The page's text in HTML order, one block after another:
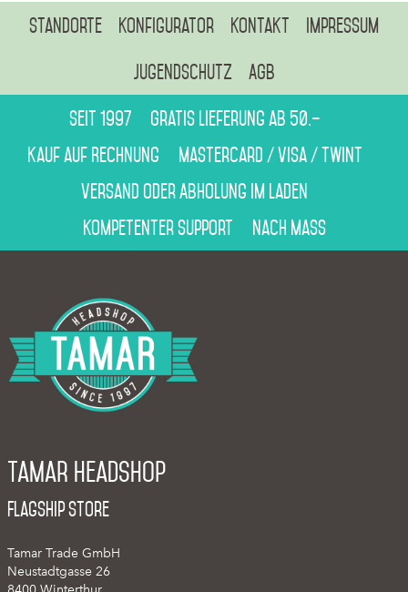
Standorte Konfigurator Kontakt Impressum
Jugendschutz AGB
Seit 1997
Gratis Lieferung ab 50.–
Kauf auf Rechnung
Mastercard / Visa / Twint
Versand oder Abholung im Laden
Kompetenter Support
Nach Mass
Tamar Headshop
Flagship Store
Tamar Trade GmbH
Neustadtgasse 26